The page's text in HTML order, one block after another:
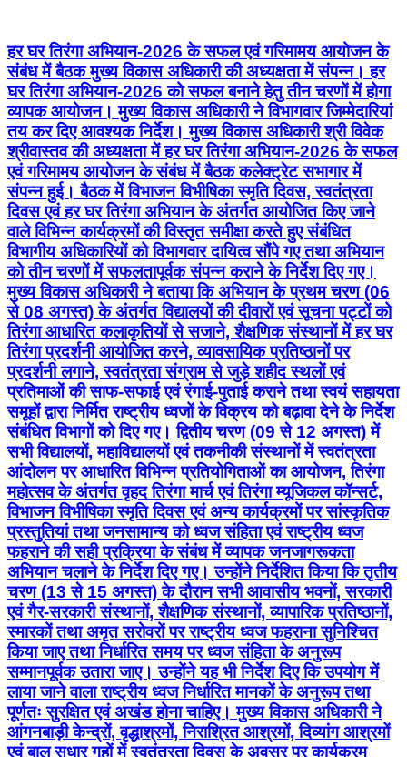
हर घर तिरंगा अभियान-2026 के सफल एवं गरिमामय आयोजन के
संबंध में बैठक मुख्य विकास अधिकारी की अध्यक्षता में संपन्न। हर
घर तिरंगा अभियान-2026 को सफल बनाने हेतु तीन चरणों में होगा
व्यापक आयोजन। मुख्य विकास अधिकारी ने विभागवार जिम्मेदारियां
तय कर दिए आवश्यक निर्देश। मुख्य विकास अधिकारी श्री विवेक
श्रीवास्तव की अध्यक्षता में हर घर तिरंगा अभियान-2026 के सफल
एवं गरिमामय आयोजन के संबंध में बैठक कलेक्ट्रेट सभागार में
संपन्न हुई। बैठक में विभाजन विभीषिका स्मृति दिवस, स्वतंत्रता
दिवस एवं हर घर तिरंगा अभियान के अंतर्गत आयोजित किए जाने
वाले विभिन्न कार्यक्रमों की विस्तृत समीक्षा करते हुए संबंधित
विभागीय अधिकारियों को विभागवार दायित्व सौंपे गए तथा अभियान
को तीन चरणों में सफलतापूर्वक संपन्न कराने के निर्देश दिए गए।
मुख्य विकास अधिकारी ने बताया कि अभियान के प्रथम चरण (06
से 08 अगस्त) के अंतर्गत विद्यालयों की दीवारों एवं सूचना पट्टों को
तिरंगा आधारित कलाकृतियों से सजाने, शैक्षणिक संस्थानों में हर घर
तिरंगा प्रदर्शनी आयोजित करने, व्यावसायिक प्रतिष्ठानों पर
प्रदर्शनी लगाने, स्वतंत्रता संग्राम से जुड़े शहीद स्थलों एवं
प्रतिमाओं की साफ-सफाई एवं रंगाई-पुताई कराने तथा स्वयं सहायता
समूहों द्वारा निर्मित राष्ट्रीय ध्वजों के विक्रय को बढ़ावा देने के निर्देश
संबंधित विभागों को दिए गए। द्वितीय चरण (09 से 12 अगस्त) में
सभी विद्यालयों, महाविद्यालयों एवं तकनीकी संस्थानों में स्वतंत्रता
आंदोलन पर आधारित विभिन्न प्रतियोगिताओं का आयोजन, तिरंगा
महोत्सव के अंतर्गत वृहद तिरंगा मार्च एवं तिरंगा म्यूजिकल कॉन्सर्ट,
विभाजन विभीषिका स्मृति दिवस एवं अन्य कार्यक्रमों पर सांस्कृतिक
प्रस्तुतियां तथा जनसामान्य को ध्वज संहिता एवं राष्ट्रीय ध्वज
फहराने की सही प्रक्रिया के संबंध में व्यापक जनजागरूकता
अभियान चलाने के निर्देश दिए गए। उन्होंने निर्देशित किया कि तृतीय
चरण (13 से 15 अगस्त) के दौरान सभी आवासीय भवनों, सरकारी
एवं गैर-सरकारी संस्थानों, शैक्षणिक संस्थानों, व्यापारिक प्रतिष्ठानों,
स्मारकों तथा अमृत सरोवरों पर राष्ट्रीय ध्वज फहराना सुनिश्चित
किया जाए तथा निर्धारित समय पर ध्वज संहिता के अनुरूप
सम्मानपूर्वक उतारा जाए। उन्होंने यह भी निर्देश दिए कि उपयोग में
लाया जाने वाला राष्ट्रीय ध्वज निर्धारित मानकों के अनुरूप तथा
पूर्णतः सुरक्षित एवं अखंड होना चाहिए। मुख्य विकास अधिकारी ने
आंगनबाड़ी केन्द्रों, वृद्धाश्रमों, निराश्रित आश्रमों, दिव्यांग आश्रमों
एवं बाल सुधार गृहों में स्वतंत्रता दिवस के अवसर पर कार्यक्रम